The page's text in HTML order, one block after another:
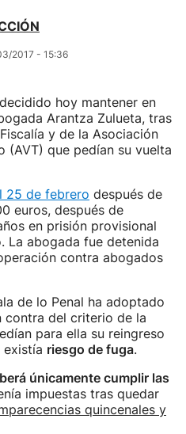
2017 - 15:36
hoy mantener en
Arantza Zulueta, tras
y de la Asociación
(AVT) que pedían su vuelta
25 de febrero después de
euros, después de
en prisión provisional
La abogada fue detenida
contra abogados
de lo Penal ha adoptado
contra del criterio de la
para ella su reingreso
existía riesgo de fuga.
únicamente cumplir las
impuestas tras quedar
quincenales y